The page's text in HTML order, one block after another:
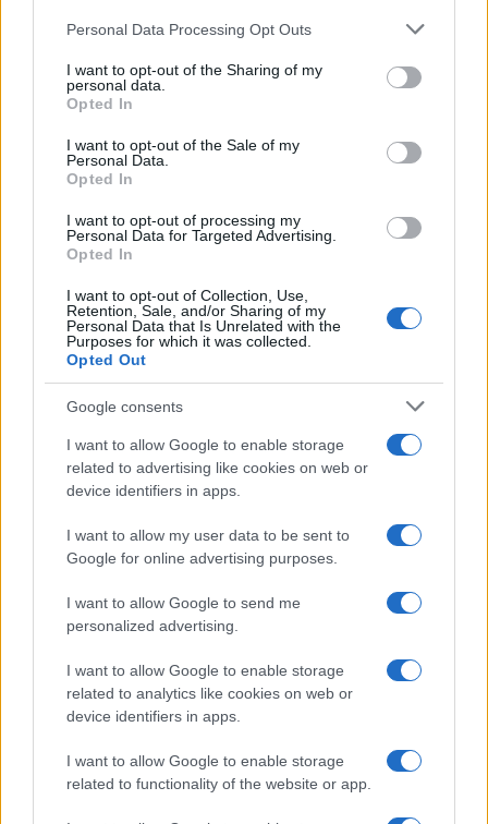
Please note that this website/app uses one or more Google
not limited to your visit or usage behaviour. You may click to
grant or deny consent to Google and its third-party tags to
use your data for below specified purposes in below Google
consent section.
Personal Data Processing Opt Outs
I want to opt-out of the Sharing of my
personal data.
Opted In
I want to opt-out of the Sale of my
Personal Data.
Opted In
I want to opt-out of processing my
Personal Data for Targeted Advertising.
Opted In
I want to opt-out of Collection, Use,
Retention, Sale, and/or Sharing of my
Personal Data that Is Unrelated with the
Purposes for which it was collected.
Opted Out
Google consents
I want to allow Google to enable storage
related to advertising like cookies on web or
device identifiers in apps.
I want to allow my user data to be sent to
Google for online advertising purposes.
I want to allow Google to send me
personalized advertising.
I want to allow Google to enable storage
related to analytics like cookies on web or
device identifiers in apps.
I want to allow Google to enable storage
related to functionality of the website or app.
Le nuove Havaianas Kitten Heel debuttano a
Copenhagen: un mix di comfort e stile
LIFESTYLE
Look da ufficio estate 2026: consigli per un
abbigliamento fresco e professionale